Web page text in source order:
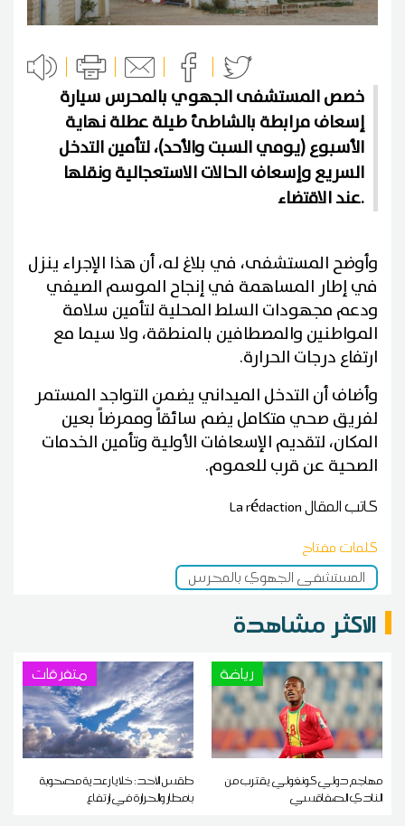
خصص المستشفى الجهوي بالمحرس سيارة
إسعاف مرابطة بالشاطئ طيلة عطلة نهاية
الأسبوع (يومي السبت والأحد)، لتأمين التدخل
السريع وإسعاف الحالات الاستعجالية ونقلها
عند الاقتضاء.
وأوضح المستشفى، في بلاغ له، أن هذا الإجراء ينزل
في إطار المساهمة في إنجاح الموسم الصيفي
ودعم مجهودات السلط المحلية لتأمين سلامة
المواطنين والمصطافين بالمنطقة، ولا سيما مع
ارتفاع درجات الحرارة.
وأضاف أن التدخل الميداني يضمن التواجد المستمر
لفريق صحي متكامل يضم سائقاً وممرضاً بعين
المكان، لتقديم الإسعافات الأولية وتأمين الخدمات
الصحية عن قرب للعموم.
كاتب المقالLa rédaction
كلمات مفتاح
المستشفى الجهوي بالمحرس
الاكثر مشاهدة
رياضة
مهاجم دولي كونغولي يقترب من
النادي الصفاقسي
متفرقات
طقس الأحد: خلايا رعدية مصحوبة
بأمطار والحرارة في ارتفاع